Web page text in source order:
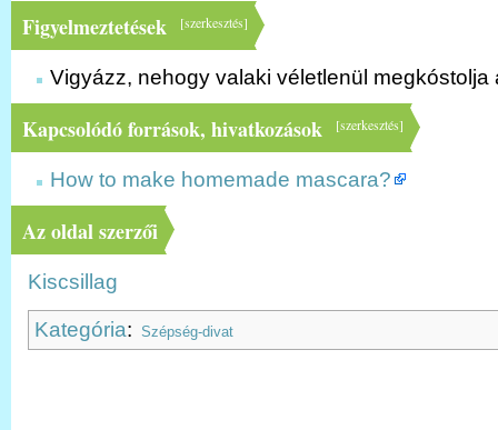
[szerkesztés]
Figyelmeztetések
Vigyázz, nehogy valaki véletlenül megkóstolja
[szerkesztés]
Kapcsolódó források, hivatkozások
How to make homemade mascara?
Az oldal szerzői
Kiscsillag
Kategória: Szépség-divat